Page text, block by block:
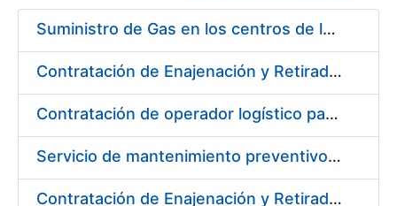
Mostrar/Ocultar Suministro de Gas en los centros de la FNMT-RCM de Madrid y Burgos, durante el año 2020
Contratación de Enajenación y Retirada de Recortes Sobrantes y Desperdicios de Papel Impreso y no Impreso durante el Año 2020
Contratación de operador logístico para distintos servicios de transporte de seguridad de mercancías de la Fábrica Nacional de Moneda y Timbre - Real Casa de la Moneda
Servicio de mantenimiento preventivo de la instalación del sistema centralizado de recogida de papelote de timbre e imprenta
Contratación de Enajenación y Retirada de Residuos de PVC, Policarbonato y Plásticos durante el año 2020